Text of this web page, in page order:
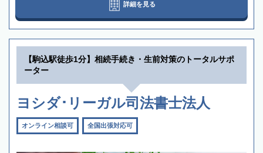
詳細を見る
【駒込駅徒歩1分】相続手続き・生前対策のトータルサポ
ーター
ヨシダ･リーガル司法書士法人
オンライン相談可 全国出張対応可